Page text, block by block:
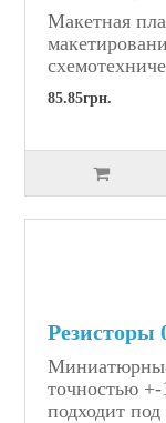
Макетная
85.85грн.
Резисторы
точностью
подходит под